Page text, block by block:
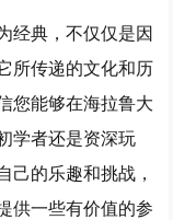
经典，不仅仅是因
所传递的文化和历
您能够在海拉鲁大
学者还是资深玩
己的乐趣和挑战，
供一些有价值的参